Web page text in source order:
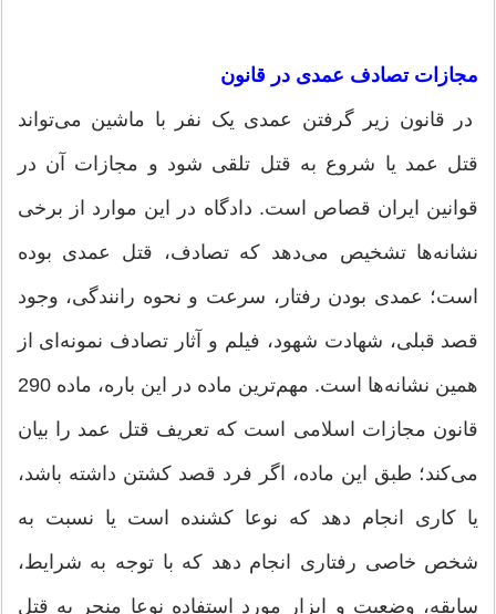
مجازات تصادف عمدی در قانون
در قانون زیر گرفتن عمدی یک نفر با ماشین می‌تواند
قتل عمد یا شروع به قتل تلقی شود و مجازات آن در
قوانین ایران قصاص است. دادگاه در این موارد از برخی
نشانه‌ها تشخیص می‌دهد که تصادف، قتل عمدی بوده
است؛ عمدی بودن رفتار، سرعت و نحوه رانندگی، وجود
قصد قبلی، شهادت شهود، فیلم و آثار تصادف نمونه‌ای از
همین نشانه‌ها است. مهم‌ترین ماده در این باره، ماده 290
قانون مجازات اسلامی است که تعریف قتل عمد را بیان
می‌کند؛ طبق این ماده، اگر فرد قصد کشتن داشته باشد،
یا کاری انجام دهد که نوعا کشنده است یا نسبت به
شخص خاصی رفتاری انجام دهد که با توجه به شرایط،
سابقه، وضعیت و ابزار مورد استفاده نوعا منجر به قتل